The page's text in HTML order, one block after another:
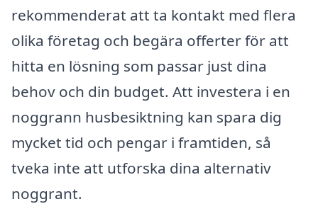
rekommenderat att ta kontakt med flera
olika företag och begära offerter för att
hitta en lösning som passar just dina
behov och din budget. Att investera i en
noggrann husbesiktning kan spara dig
mycket tid och pengar i framtiden, så
tveka inte att utforska dina alternativ
noggrant.